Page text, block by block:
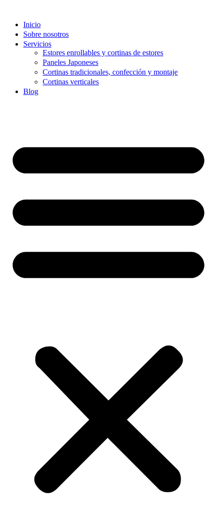
Inicio
Sobre nosotros
Servicios
Estores enrollables y cortinas de estores
Paneles Japoneses
Cortinas tradicionales, confección y montaje
Cortinas verticales
Blog